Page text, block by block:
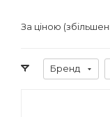
За ціною
Бренд